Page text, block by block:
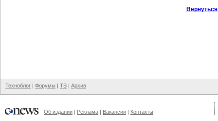
Техноблог | Форумы | ТВ | Архив
Об издании | Реклама | Вакансии | Контакты